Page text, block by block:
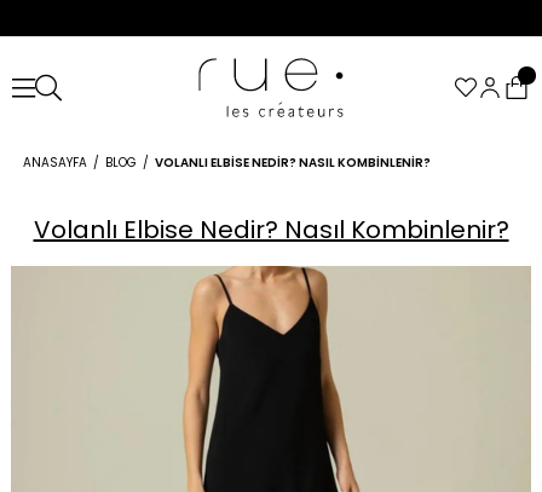
ANASAYFA BLOG VOLANLI ELBISE NEDIR? NASIL KOMBINLENIR?
Volanlı Elbise Nedir? Nasıl Kombinlenir?